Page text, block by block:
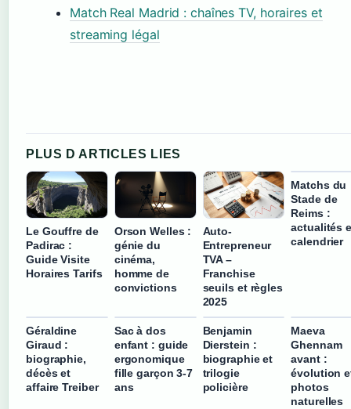
Match Real Madrid : chaînes TV, horaires et
streaming légal
PLUS D ARTICLES LIES
Le Gouffre de
Padirac :
Guide Visite
Horaires Tarifs
Orson Welles :
génie du
cinéma,
homme de
convictions
Auto-
Entrepreneur
TVA –
Franchise
seuils et règles
2025
Matchs du
Stade de
Reims :
actualités
calendrier
Géraldine
Giraud :
biographie,
décès et
affaire Treiber
Sac à dos
enfant : guide
ergonomique
fille garçon 3-7
ans
Benjamin
Dierstein :
biographie et
trilogie
policière
Maeva
Ghennam
avant :
évolution
photos
naturelles